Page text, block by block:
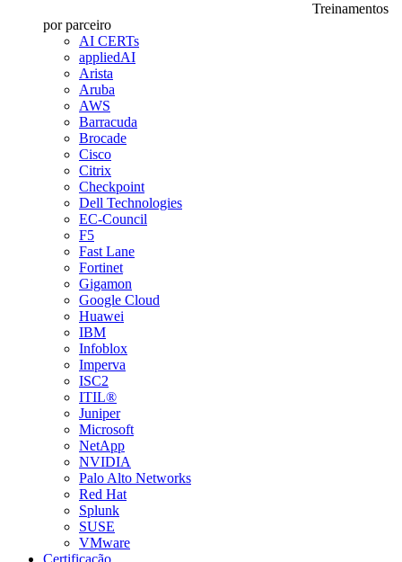
Treinamentos
por parceiro
AI CERTs
appliedAI
Arista
Aruba
AWS
Barracuda
Brocade
Cisco
Citrix
Checkpoint
Dell Technologies
EC-Council
F5
Fast Lane
Fortinet
Gigamon
Google Cloud
Huawei
IBM
Infoblox
Imperva
ISC2
ITIL®
Juniper
Microsoft
NetApp
NVIDIA
Palo Alto Networks
Red Hat
Splunk
SUSE
VMware
Certificação